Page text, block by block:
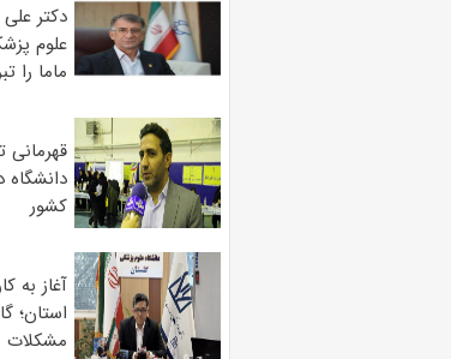
دکتر
علوم
ماما را
قهرمانی
کشور
آغاز به
استان؛
مشکلات